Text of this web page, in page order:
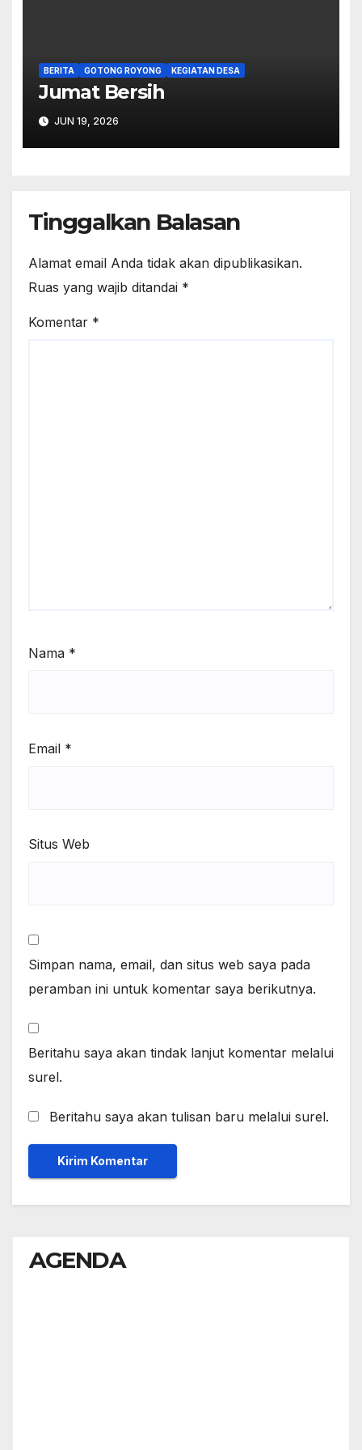
BERITA GOTONG ROYONG KEGIATAN DESA
Jumat Bersih
JUN 19, 2026
Tinggalkan Balasan
Alamat email Anda tidak akan dipublikasikan.
Ruas yang wajib ditandai *
Komentar *
Nama *
Email *
Situs Web
Simpan nama, email, dan situs web saya pada
peramban ini untuk komentar saya berikutnya.
Beritahu saya akan tindak lanjut komentar melalui
surel.
Beritahu saya akan tulisan baru melalui surel.
AGENDA